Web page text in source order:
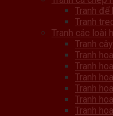
Tranh để
Tranh
Tranh các loài
Tranh
Tranh
Tranh
Tranh
Tranh
Tranh
Tranh